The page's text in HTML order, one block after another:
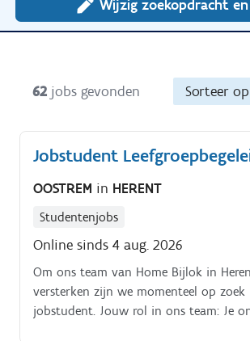
Wijzig zoekopdracht
62 jobs gevonden Sorteer op
Jobstudent
OOSTREM in HERENT
Studentenjobs
Online sinds 4 aug. 2026
Om ons team van Home Bijlok in
versterken zijn we momenteel op zoek
jobstudent. Jouw rol in ons team: Je